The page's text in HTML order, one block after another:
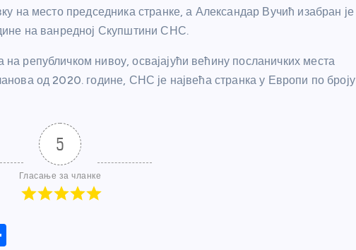
на место председника странке, а Александар Вучић изабран је
на ванредној Скупштини СНС.
републичком нивоу, освајајући већину посланичких места
од 2020. године, СНС је највећа странка у Европи по броју
5
Гласање за чланке